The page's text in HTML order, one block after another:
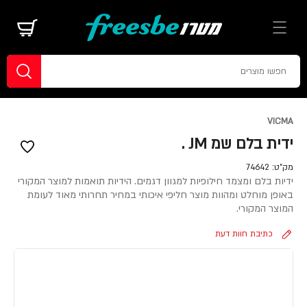
VICMA
ידית בלם שמ JM .
מק"ט: 74642
ידיות בלם ומצמד חילופיות למגוון דגמים. הידיות תואמות למוצר המקורי
באופן מוחלט ומהוות מוצר חליפי איכותי במחיר תחרותי מאוד לעומת
המוצר המקורי.
כתיבת חוות דעת